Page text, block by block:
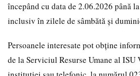
începând cu data de 2.06.2026 până
inclusiv în zilele de sâmbătă și
Persoanele interesate pot obține
de la Serviciul Resurse Umane al ISU